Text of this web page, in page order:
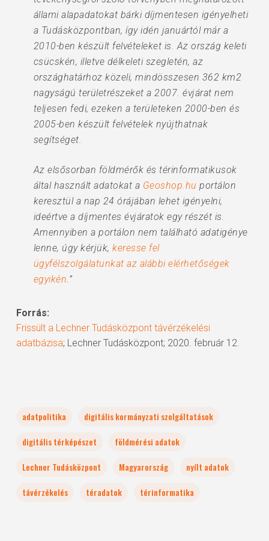
állami alapadatokat bárki díjmentesen igényelheti
a Tudásközpontban, így idén januártól már a
2010-ben készült felvételeket is. Az ország keleti
csücskén, illetve délkeleti szegletén, az
országhatárhoz közeli, mindösszesen 362 km2
nagyságú területrészeket a 2007. évjárat nem
teljesen fedi, ezeken a területeken 2000-ben és
2005-ben készült felvételek nyújthatnak
segítséget.
Az elsősorban földmérők és térinformatikusok
által használt adatokat a Geoshop.hu portálon
keresztül a nap 24 órájában lehet igényelni,
ideértve a díjmentes évjáratok egy részét is.
Amennyiben a portálon nem található adatigénye
lenne, úgy kérjük,keresse fel
ügyfélszolgálatunkat az alábbi elérhetőségek
egyikén.”
Forrás:
Frissült a Lechner Tudásközpont távérzékelési
adatbázisa; Lechner Tudásközpont; 2020. február 12.
adatpolitika
digitális kormányzati szolgáltatások
digitális térképészet
földmérési adatok
Lechner Tudásközpont
Magyarország
nyílt adatok
távérzékelés
téradatok térinformatika